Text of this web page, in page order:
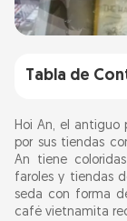
Tabla de
Cómo llegar
¿Qué
Consejos
Hoi An, el
por sus tiendas
An tiene
faroles y tiendas
seda con forma
café vietnamita